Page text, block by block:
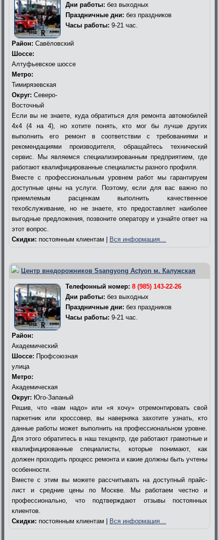
Дни работы: без выходных
Праздничные дни: без праздников
Часы работы: 9-21 час.
Район: Савёловский
Шоссе:
Алтуфьевское шоссе
Метро:
Тимирязевская
Округ: Северо-
Восточный
Если вы не знаете, куда обратиться для ремонта автомобилей
4х4 (4 на 4), но хотите понять, кто мог бы лучше других
выполнить его ремонт в соответствии с требованиями и
рекомендациями производителя, обращайтесь технический
сервис. Мы являемся специализированным предприятием, где
работают квалифицированные специалисты разного профиля.
Вместе с профессиональным уровнем работ мы гарантируем
доступные цены на услуги. Поэтому, если для вас важно по
приемлемым расценкам выполнить качественное
техобслуживание, но не знаете, кто предоставляет наиболее
выгодные предложения, позвоните оператору и узнайте ответ на
этот вопрос.
Скидки: постоянным клиентам | Вся информация…
Центр внедорожников Ssangyong Actyon м. Калужская
Телефонный номер: 8 (985) 143-22-26
Дни работы: без выходных
Праздничные дни: без праздников
Часы работы: 9-21 час.
Район:
Академический
Шоссе: Профсоюзная
улица
Метро:
Академическая
Округ: Юго-Запаный
Решив, что «вам надо» или «я хочу» отремонтировать свой
паркетник или кроссовер, вы наверняка захотите узнать, кто
данные работы может выполнить на профессиональном уровне.
Для этого обратитесь в наш техцентр, где работают грамотные и
квалифицированные специалисты, которые понимают, как
должен проходить процесс ремонта и какие должны быть учтены
особенности.
Вместе с этим вы можете рассчитывать на доступный прайс-
лист и средние цены по Москве. Мы работаем честно и
профессионально, что подтверждают отзывы постоянных
клиентов.
Скидки: постоянным клиентам | Вся информация…